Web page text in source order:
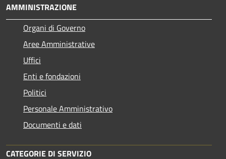
AMMINISTRAZIONE
Organi di Governo
Aree Amministrative
Uffici
Enti e fondazioni
Politici
Personale Amministrativo
Documenti e dati
CATEGORIE DI SERVIZIO